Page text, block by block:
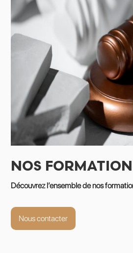
NOS
Découvrez l’ensemble de nos
Nous contacter